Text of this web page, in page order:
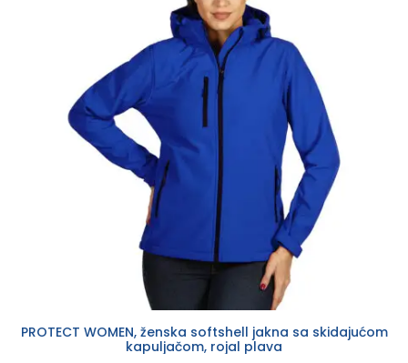
PROTECT WOMEN, ženska softshell jakna sa skidajućom
kapuljačom, rojal plava